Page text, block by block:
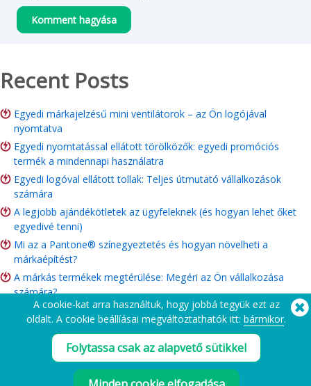
Recent Posts
Egyedi márkajelzésű mini ventilátorok – az Ön logójával
nyomtatva
Egyedi nyomtatással ellátott törölközők: egyedi promóciós
termék a mindennapi használatra
Egyedi logóval ellátott tollak: Teljes útmutató vállalkozások
számára
A legjobb ajándékötletek az ügyfeleknek (és hogyan lehet őket
egyedivé tenni)
Mi az a Pantone® színegyeztetés és hogyan növelheti a
márkaépítést?
A márkás termékek megtérülése: Megéri az Ön vállalkozása
számára?
Jótékonysági áruforgalmi útmutató: Ötletek, költségvetés és
rendelési útmutató: Ötletek, költségvetés és rendelési útmutató
Segítségre van szüksége? Tel:(650) 938-3500 (US)
Copyright © 2026 Flashbay
A cookie-kat arra használtuk, hogy jobbá tegyük ezt az
oldalt. A cookie beállíásai megváltoztathatók itt: bármikor.
Folytassa csak az alapvető sütikkel